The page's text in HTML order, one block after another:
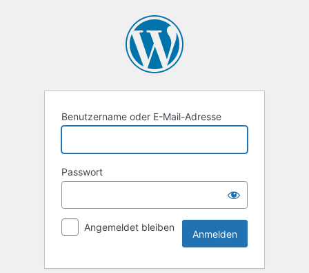
Benutzername oder E-Mail-Adresse
Passwort
Angemeldet bleiben